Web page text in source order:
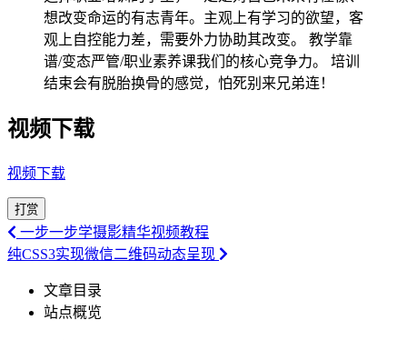
想改变命运的有志青年。主观上有学习的欲望，客
观上自控能力差，需要外力协助其改变。 教学靠
谱/变态严管/职业素养课我们的核心竞争力。 培训
结束会有脱胎换骨的感觉，怕死别来兄弟连！
视频下载
视频下载
打赏
一步一步学摄影精华视频教程
纯CSS3实现微信二维码动态呈现
文章目录
站点概览